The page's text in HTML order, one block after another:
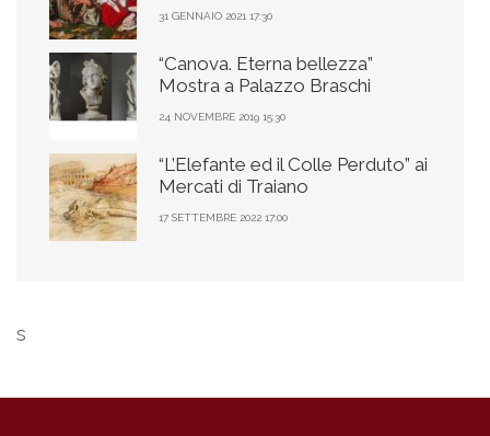
31 GENNAIO 2021 17:30
“Canova. Eterna bellezza”
Mostra a Palazzo Braschi
24 NOVEMBRE 2019 15:30
“L’Elefante ed il Colle Perduto” ai
Mercati di Traiano
17 SETTEMBRE 2022 17:00
s